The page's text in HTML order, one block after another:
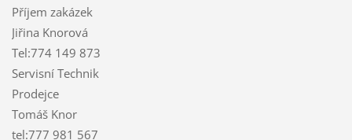
Příjem zakázek
Jiřina Knorová
Tel:774 149 873
Servisní Technik
Prodejce
Tomáš Knor
tel:777 981 567